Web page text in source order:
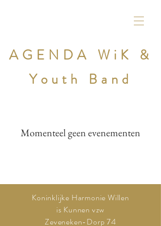
AGENDA WiK &
Youth Band
Momenteel geen evenementen
Koninklijke Harmonie Willen
is Kunnen vzw
Zeveneken-Dorp 74